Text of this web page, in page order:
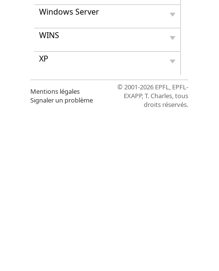
Windows Server
WINS
XP
Mentions légales
Signaler un problème
© 2001-2026 EPFL, EPFL-
EXAPP, T. Charles, tous
droits réservés.